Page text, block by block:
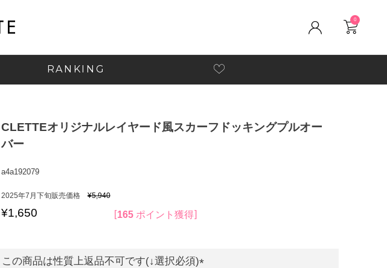
0
RANKING
CLETTEオリジナルレイヤード風スカーフドッキングプルオー
バー
a4a192079
2025年7月下旬販売価格 ¥5,940
¥1,650 165 ポイント獲得
この商品は性質上返品不可です(↓選択必須)